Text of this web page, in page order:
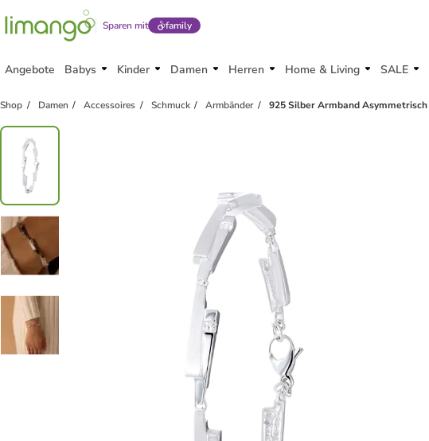
Sparen mit family
Angebote Babys Kinder Damen Herren Home & Living SALE
Shop Damen Accessoires Schmuck Armbänder 925 Silber Armband Asymmetrisch